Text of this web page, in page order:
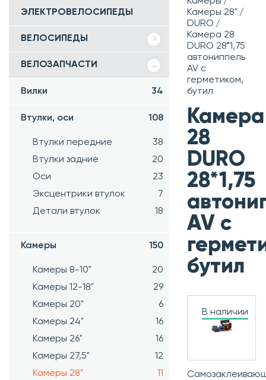
ЭЛЕКТРОВЕЛОСИПЕДЫ
ВЕЛОСИПЕДЫ
ВЕЛОЗАПЧАСТИ
Вилки 34
Втулки, оси 108
Втулки передние
38
Втулки задние
20
Оси
23
Эксцентрики втулок
7
Детали втулок
18
Камеры 150
Камеры 8-10"
20
Камеры 12-18"
29
Камеры 20"
6
Камеры 24"
16
Камеры 26"
16
Камеры 27,5"
12
Камеры 28"
11
Камеры 28"
DURO
Камера 28
DURO 28*1,75
автониппель
AV с
герметиком,
бутил
Камера
28
DURO
28*1,75
AV с
бутил
В наличии